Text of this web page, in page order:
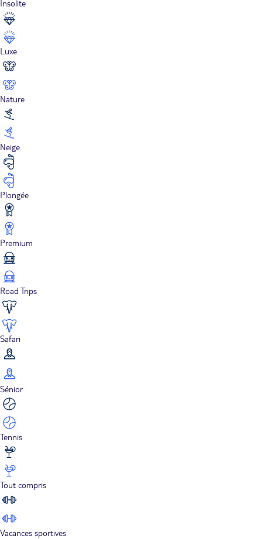
Insolite
Luxe
Nature
Neige
Plongée
Premium
Road Trips
Safari
Sénior
Tennis
Tout compris
Vacances sportives